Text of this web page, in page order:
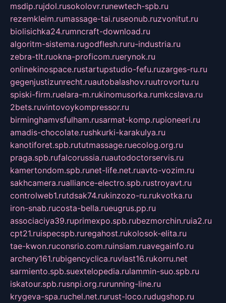
msdip.rujdol.rusokolovr.runewtech-spb.ru
rezemkleim.rumassage-tai.ruseonub.ruzvonitut.ru
biolisichka24.rumncraft-download.ru
algoritm-sistema.rugodflesh.ruru-industria.ru
zebra-tlt.ruokna-proficom.ruerynok.ru
onlinekinospace.rustartupstudio-fefu.ruzarges-ru.ru
gegenjustizunrecht.ruautobalashov.ruutrovortu.ru
spiski-firm.ruelara-m.rukinomusorka.rumkcslava.ru
2bets.ruvintovoykompressor.ru
birminghamvsfulham.rusarmat-komp.rupioneeri.ru
amadis-chocolate.rushkurki-karakulya.ru
kanotiforet.spb.rututmassage.ruecolog.org.ru
praga.spb.rufalcorussia.ruautodoctorservis.ru
kamertondom.spb.runet-life.net.ruavto-vozim.ru
sakhcamera.rualliance-electro.spb.rustroyavt.ru
controlweb1.rutdsak74.rukinzozo-ru.rukvotka.ru
iron-snab.rucosta-bella.rueugrus.pp.ru
associaciya39.ruprimexpo.spb.rubezmorchin.ruia2.ru
cpt21.ruispecspb.ruregahost.rukolosok-elita.ru
tae-kwon.ruconsrio.com.ruinsiam.ruavegainfo.ru
archery161.rubigencyclica.ruvlast16.rukorru.net
sarmiento.spb.suextelopedia.rulammin-suo.spb.ru
iskatour.spb.rusnpi.org.rurunning-line.ru
krygeva-spa.ruchel.net.rurust-loco.rudugshop.ru